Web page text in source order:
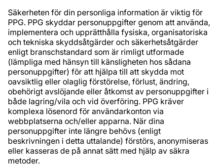
Säkerheten för din personliga information är viktig för
PPG. PPG skyddar personuppgifter genom att använda,
implementera och upprätthålla fysiska, organisatoriska
och tekniska skyddsåtgärder och säkerhetsåtgärder
enligt branschstandard som är rimligt utformade
(lämpliga med hänsyn till känsligheten hos sådana
personuppgifter) för att hjälpa till att skydda mot
oavsiktlig eller olaglig förstörelse, förlust, ändring,
obehörigt avslöjande eller åtkomst av personuppgifter i
både lagring/vila och vid överföring. PPG kräver
komplexa lösenord för användarkonton via
webbplatserna och/eller apparna. När dina
personuppgifter inte längre behövs (enligt
beskrivningen i detta uttalande) förstörs, anonymiseras
eller kasseras de på annat sätt med hjälp av säkra
metoder.